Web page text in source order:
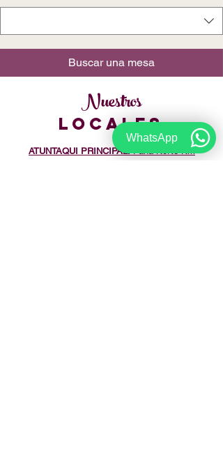
Buscar una mesa
Nuestros
LOCALES
ATUNTAQUI PRINCIPAL:Pana Norte Km
WhatsApp